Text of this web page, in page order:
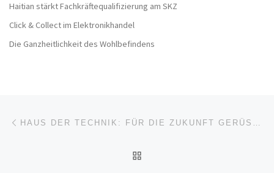
Haitian stärkt Fachkräftequalifizierung am SKZ
Click & Collect im Elektronikhandel
Die Ganzheitlichkeit des Wohlbefindens
Beitragsnavigation